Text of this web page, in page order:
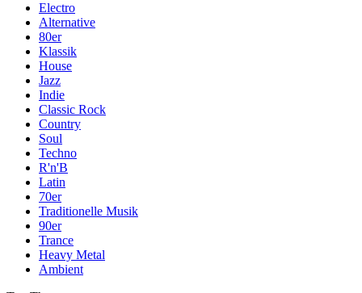
Electro
Alternative
80er
Klassik
House
Jazz
Indie
Classic Rock
Country
Soul
Techno
R'n'B
Latin
70er
Traditionelle Musik
90er
Trance
Heavy Metal
Ambient